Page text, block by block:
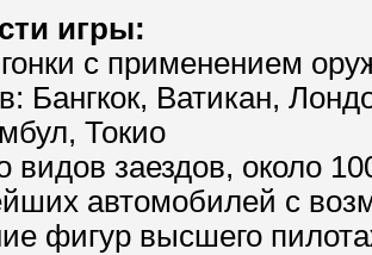
игры:
с применением
Бангкок, Ватикан,
Токио
видов заездов, около
автомобилей с
фигур высшего